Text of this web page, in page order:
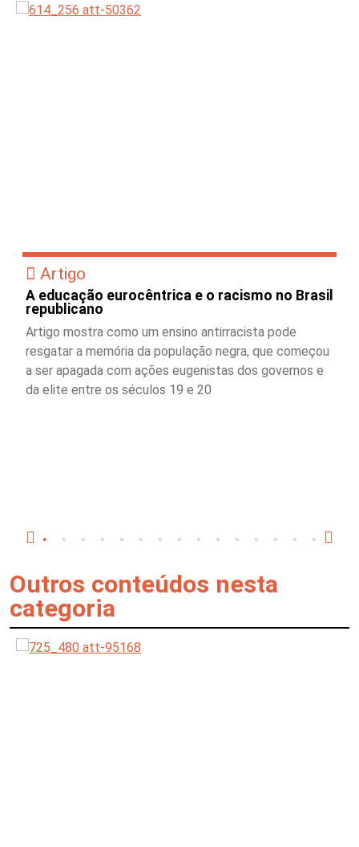
Artigo
A educação eurocêntrica e o racismo no Brasil
republicano
Artigo mostra como um ensino antirracista pode
resgatar a memória da população negra, que começou
a ser apagada com ações eugenistas dos governos e
da elite entre os séculos 19 e 20
Outros conteúdos nesta
categoria